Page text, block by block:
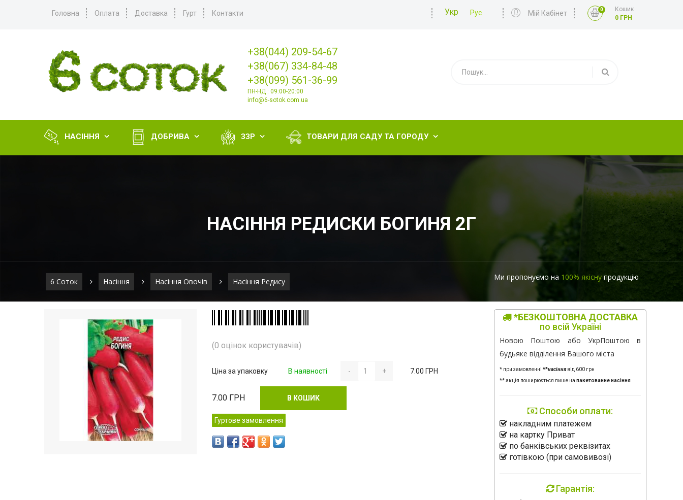
Головна Оплата Доставка Гурт Контакти Укр Рус Мій Кабінет 0
Кошик
0 ГРН
+38(044) 209-54-67
+38(067) 334-84-48
+38(099) 561-36-99
ПН-НД : 09:00-20:00
info@6-sotok.com.ua
НАСІННЯ  ДОБРИВА  ЗЗР  ТОВАРИ ДЛЯ САДУ ТА ГОРОДУ 
НАСІННЯ РЕДИСКИ БОГИНЯ 2Г
6 Соток Насіння Насіння Овочів Насіння Редису Ми пропонуємо на 100% якісну продукцію
(0 оцінок користувачів)
Ціна за упаковку В наявності - + 7.00 ГРН
7.00 ГРН В КОШИК
Гуртове замовлення
*БЕЗКОШТОВНА ДОСТАВКА
по всій Україні
Новою Поштою або УкрПоштою в
будьяке відділення Вашого міста
* при замовленні **насіннявід 600 грн
** акція поширюється лише на пакетованне насіння
Способи оплати:
накладним платежем
на картку Приват
по банківських реквізитах
готівкою (при самовивозі)
Гарантія: